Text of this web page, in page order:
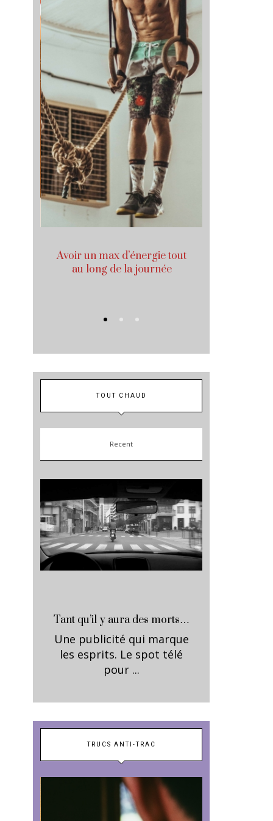
?
Avoir un max d’énergie tout
au long de la journée
TOUT CHAUD
Recent
Tant qu’il y aura des morts…
Une publicité qui marque
les esprits. Le spot télé
pour ...
TRUCS ANTI-TRAC